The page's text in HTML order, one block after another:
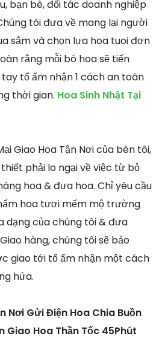
bạn bè, đối tác doanh nghiệp
tôi đưa về mang lại người
sắm và chọn lựa hoa tuoi đơn
rằng mỗi bó hoa sẽ tiến
tổ ấm nhận 1 cách an toàn
thời gian. Hoa Sinh Nhật Tại
Giao Hoa Tận Nơi của bên tôi,
phải lo ngại về việc từ bỏ
hoa & đưa hoa. Chỉ yêu cầu
hoa tươi mếm mộ trường
dạng của chúng tôi & đưa
hàng, chúng tôi sẽ bảo
giao tới tổ ấm nhận một cách
hứa.
Nơi Gửi Điện Hoa Chia Buồn
Giao Hoa Thần Tốc 45Phút